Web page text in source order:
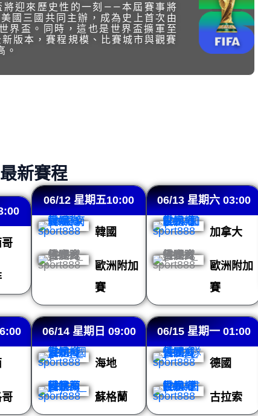
迎來歷史性的一刻——本屆賽事將
國三國共同主辦，成為史上首次由
界盃。同時，這也是世界盃擴軍至
版本，賽程規模、比賽城市與觀賽
。
新賽程
06/12 星期五10:00
韓國
歐洲附加
賽
06/13 星期六 03:00
加拿大
歐洲附加
賽
06/14 星期日 09:00
海地
蘇格蘭
06/15 星期一 01:00
德國
古拉索